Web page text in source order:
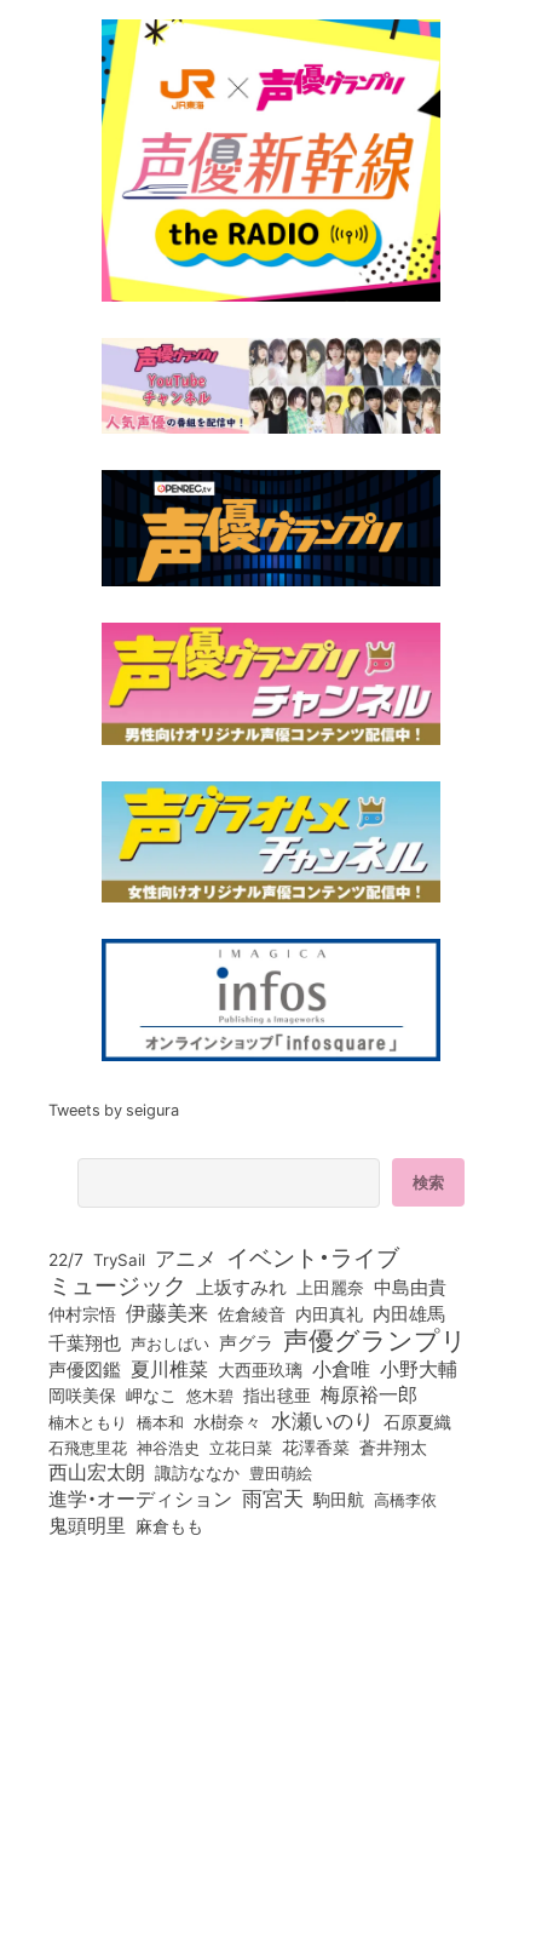
Tweets by seigura
22/7 TrySail アニメ イベント・ライブ
ミュージック 上坂すみれ 上田麗奈 中島由貴
仲村宗悟 伊藤美来 佐倉綾音 内田真礼 内田雄馬
千葉翔也 声おしばい 声グラ 声優グランプリ
声優図鑑 夏川椎菜 大西亜玖璃 小倉唯 小野大輔
岡咲美保 岬なこ 悠木碧 指出毬亜 梅原裕一郎
楠木ともり 橋本和 水樹奈々 水瀬いのり 石原夏織
石飛恵里花 神谷浩史 立花日菜 花澤香菜 蒼井翔太
西山宏太朗 諏訪ななか 豊田萌絵
進学・オーディション 雨宮天 駒田航 高橋李依
鬼頭明里 麻倉もも